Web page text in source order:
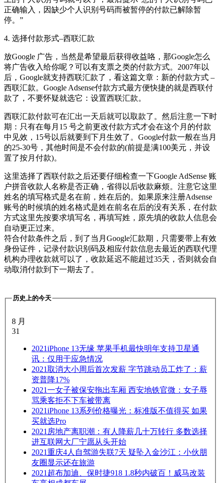
正确输入，因缺少个人识别号码而被暂停的付款已解除暂
停。”
4. 选择付款形式–西联汇款
放Google 广告，当然是希望最后获得收益咯，那Google怎么
将广告收入给你呢？可以有支票之类的付款方式。2007年以
后，Google就支持西联汇款了，看这篇文章：新的付款方式 –
西联汇款。Google Adsense付款方式最方便快捷的就是西联付
款了，不要怀疑就选它：设置西联汇款。
西联汇款付款可在汇出一天后就可以取款了。然后注意一下时
期：只有在每月15 号之前更改付款方式才会在这个月的付款
中见效，15号以后就要到下月生效了。Google付款一般在当月
的25-30号，其他时间是不会付款的(前提是满100美元，并设
置了按月付款)。
这里选择了西联付款之后还要仔细检查一下Google AdSense 账
户拼音收款人名称是否正确，省得以后收款麻烦。注意它这里
姓名的填写格式是名在前，姓在后的。如果原来注册Adsense
账号的时候填的姓名格式是姓在前名在后的没有关系，在付款
方式这里先按要求填写名，再填写姓，原先填的收款人信息会
自动更正过来。
符合付款条件之后，到了当月Google汇款期，只需要带上有效
身份证件，记录付款识别码及相应付款信息去最近的西联代理
机构办理收款就可以了，收款延迟不能超过35天，否则就会自
动取消付款到下一期去了。
历史上的今天
8 月
31
2021iPhone 13无缘 苹果手机最快明年支持卫星通
讯：仅用于应急情况
2021取消大小周后首次发薪 字节跳动员工炸了：薪
资普降17%
2021一女子被保安拖出车厢 西安地铁官微：女子辱
骂乘客拒不下车被带离
2021iPhone 13系列价格曝光：标准版不值得买 如果
买就选Pro
2021 房地产离职潮：有人降薪几十万转行 多数选择
进互联网大厂宁愿从头开始
2021重庆4人自驾游失联7天 疑坠入金沙江：小伙朋
友圈显示还在旅游
2021 超布加迪、保时捷918 1.8秒内破百！威马改装